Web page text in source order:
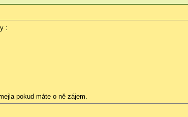
:
pokud máte o ně zájem.